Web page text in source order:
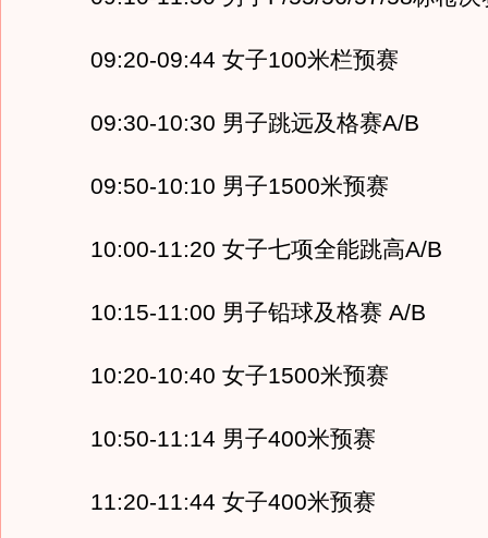
09:20-09:44 女子100米栏预赛
09:30-10:30 男子跳远及格赛A/B
09:50-10:10 男子1500米预赛
10:00-11:20 女子七项全能跳高A/B
10:15-11:00 男子铅球及格赛 A/B
10:20-10:40 女子1500米预赛
10:50-11:14 男子400米预赛
11:20-11:44 女子400米预赛